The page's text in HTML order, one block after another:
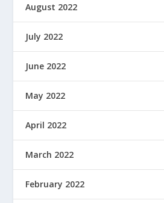
August 2022
July 2022
June 2022
May 2022
April 2022
March 2022
February 2022